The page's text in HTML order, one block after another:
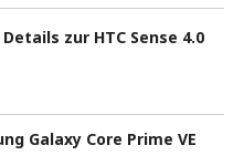
zur HTC Sense 4.0
Galaxy Core Prime VE